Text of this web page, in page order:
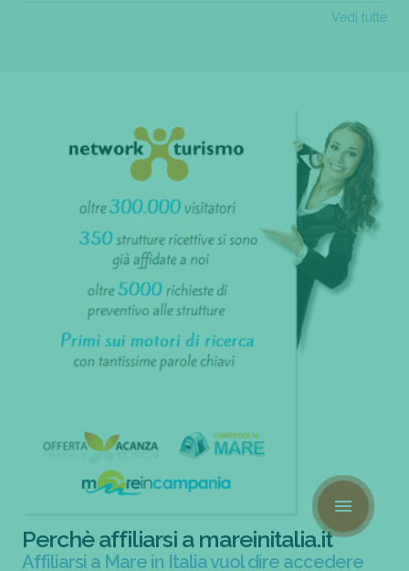
Vedi tutte
Perchè affiliarsi a mareinitalia.it
Affiliarsi a Mare in Italia vuol dire accedere
menu